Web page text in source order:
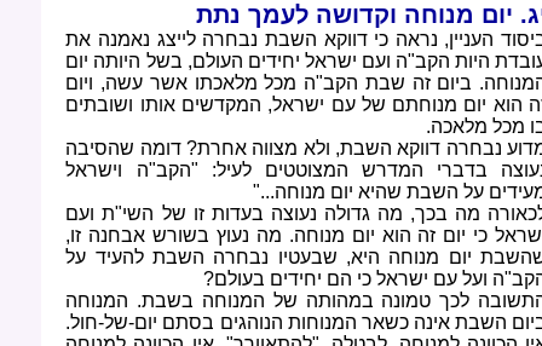
יום מנוחה וקדושה לעמך נתת
העניין, נראה כי דווקא השבת נבחרה לייצג נאמנה את
היות הקב"ה ועם ישראל יחידים העולם, בשל היותה יום
ביום זה שבת הקב"ה מכל מלאכתו אשר עשה, ויום
הוא יום מנוחתם של עם ישראל, המקדשים אותו ושובתים
מכל מלאכה.
נבחרה דווקא השבת, ולא מצווה אחרת? דומה שהסיבה
בדברי המדרש המצוטטים לעיל: "הקב"ה וישראל
על השבת שהיא יום מנוחה"...
מה בכך, מה גדולה נעוצה בעדות זו של השי"ת ועם
כי יום זה הוא יום מנוחה. מה נעוץ בשורש אבחנה זו,
יום מנוחה היא, שבעטיו נבחרה השבת להעיד על
ועל עם ישראל כי הם יחידים בעולם?
לכך טמונה במהותה של המנוחה בשבת. המנוחה
השבת אינה כשאר המנוחות הנוהגים בסתם יום-של-חול.